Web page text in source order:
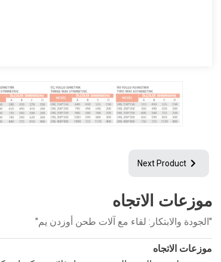
Next Product
موزعات الاتجاه
"الجودة والابتكار: لقاء مع آلات طحن أوزدن يم"
موزعات الاتجاه